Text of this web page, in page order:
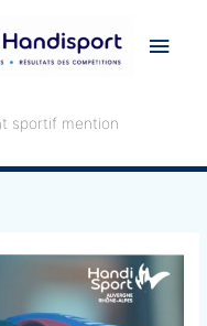
sportif mention